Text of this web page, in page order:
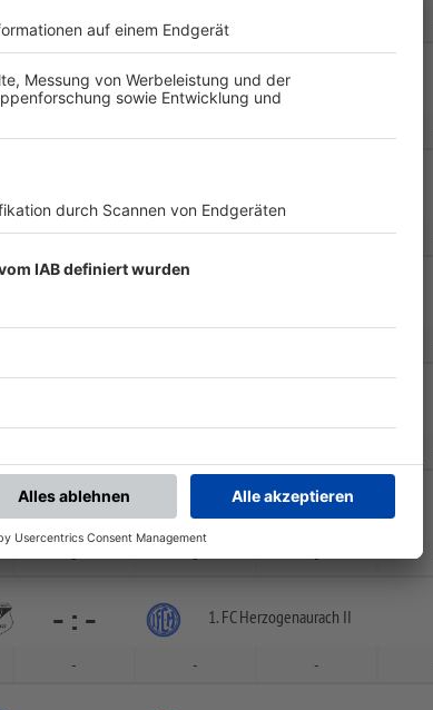
- -
-:- SpVgg Dürrbrunn/
- -
- - -
-:- SpVgg Hessdorf
- - -
- : - 1. FC Herzogenaurach II
- - -